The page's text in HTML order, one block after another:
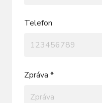
Telefon
Zpráva *